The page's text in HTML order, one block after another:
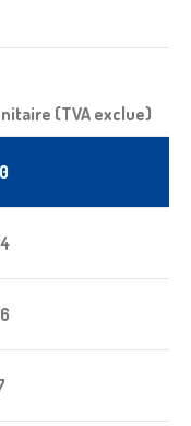
(TVA exclue)